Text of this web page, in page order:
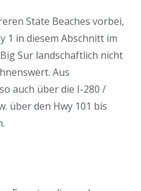
State Beaches vorbei,
1 in diesem Abschnitt im
Sur landschaftlich nicht
Aus
auch über die I-280 /
über den Hwy 101 bis